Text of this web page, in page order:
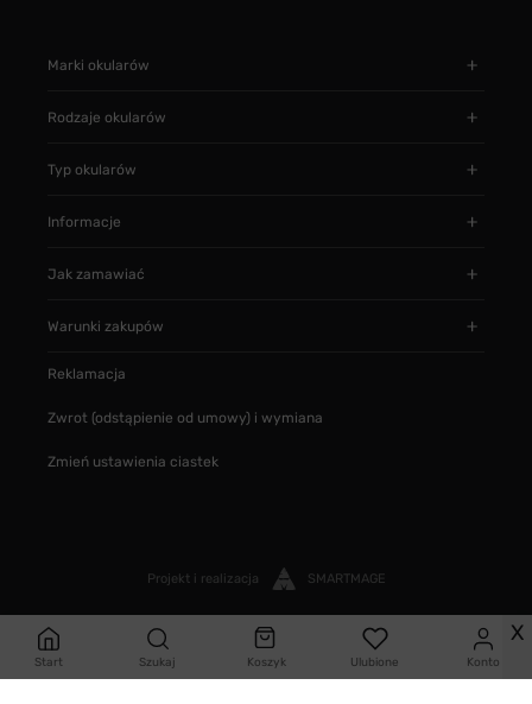
Start Szukaj Koszyk Ulubione Konto
Marki okularów
Rodzaje okularów
Typ okularów
Informacje
Jak zamawiać
Warunki zakupów
Reklamacja
Zwrot (odstąpienie od umowy) i wymiana
Zmień ustawienia ciastek
Projekt i realizacja SMARTMAGE
X